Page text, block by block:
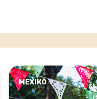
MEXIKO